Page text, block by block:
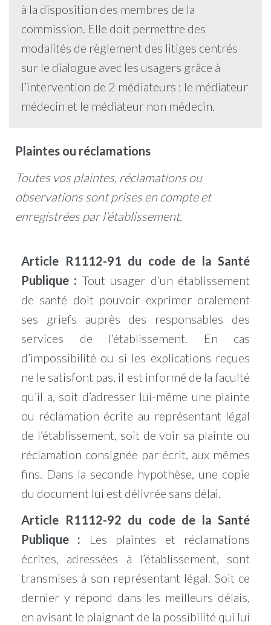
à la disposition des membres de la
commission. Elle doit permettre des
modalités de règlement des litiges centrés
sur le dialogue avec les usagers grâce à
l’intervention de 2 médiateurs : le médiateur
médecin et le médiateur non médecin.
Plaintes ou réclamations
Toutes vos plaintes, réclamations ou
observations sont prises en compte et
enregistrées par l’établissement.
Article R1112-91 du code de la Santé
Publique : Tout usager d’un établissement
de santé doit pouvoir exprimer oralement
ses griefs auprès des responsables des
services de l’établissement. En cas
d’impossibilité ou si les explications reçues
ne le satisfont pas, il est informé de la faculté
qu’il a, soit d’adresser lui-même une plainte
ou réclamation écrite au représentant légal
de l’établissement, soit de voir sa plainte ou
réclamation consignée par écrit, aux mêmes
fins. Dans la seconde hypothèse, une copie
du document lui est délivrée sans délai.
Article R1112-92 du code de la Santé
Publique : Les plaintes et réclamations
écrites, adressées à l’établissement, sont
transmises à son représentant légal. Soit ce
dernier y répond dans les meilleurs délais,
en avisant le plaignant de la possibilité qui lui